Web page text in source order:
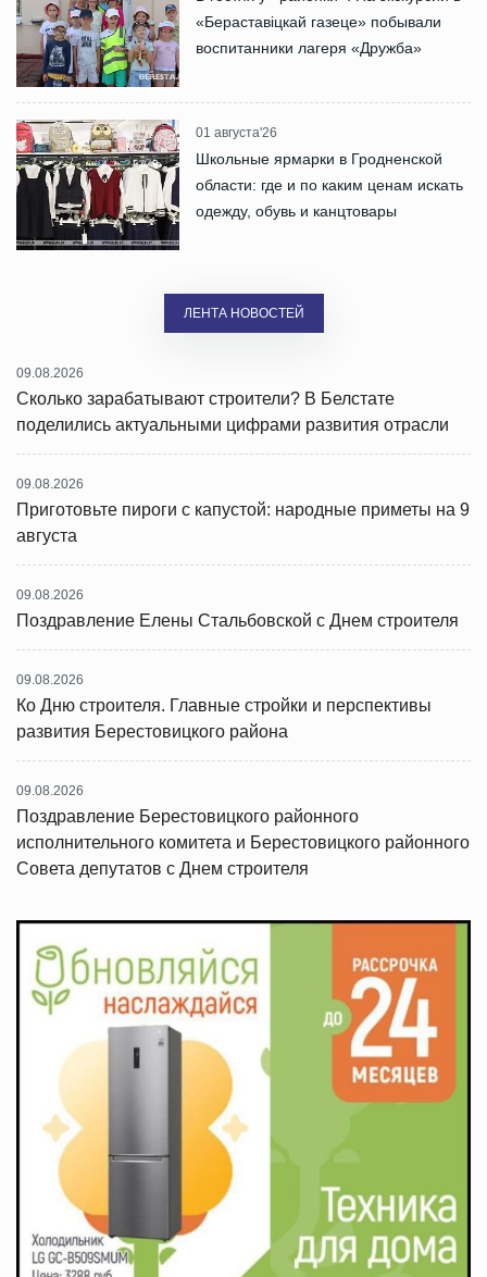
«Бераставіцкай газеце» побывали
воспитанники лагеря «Дружба»
01 августа'26
Школьные ярмарки в Гродненской
области: где и по каким ценам искать
одежду, обувь и канцтовары
ЛЕНТА НОВОСТЕЙ
09.08.2026
Сколько зарабатывают строители? В Белстате
поделились актуальными цифрами развития отрасли
09.08.2026
Приготовьте пироги с капустой: народные приметы на 9
августа
09.08.2026
Поздравление Елены Стальбовской с Днем строителя
09.08.2026
Ко Дню строителя. Главные стройки и перспективы
развития Берестовицкого района
09.08.2026
Поздравление Берестовицкого районного
исполнительного комитета и Берестовицкого районного
Совета депутатов с Днем строителя